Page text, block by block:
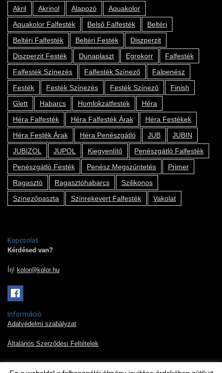
Akril
Akrinol Alapozó
Aquakolor
Aquakolor Falfesték
Belső Falfesték
Beltéri
Beltéri Falfesték
Beltéri Festék
Diszperzit
Diszperzit Festék
Dunaplaszt Egrokorr
Falfesték
Falfesték Színezés
Falfesték Színező
Falpenész
Festék
Festék Színezés Festék Színező
Finish
Glett
Habarcs Homlokzatfesték
Héra
Héra Falfesték
Héra Falfesték Árak
Héra Festékek
Héra Festék Árak
Héra Penészgátló JUB
JUBIN
JUBIZOL
JUPOL Kiegyenlítő
Penészgátló Falfesték
Penészgátló Festék
Penész Megszűntetés
Primer
Ragasztó
Ragasztóhabarcs
Szilikonos
Színezőpaszta
Színrekevert Falfesték Vakolat
Kapcsolat
Kérdésed van?
Írj! kolor@kolor.hu
Információ
Adatvédelmi szabályzat
Általános Szerződési Feltételek